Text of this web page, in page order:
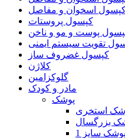
اسخوان و مفاصل
کپسول پروستات
پوست و مو و ناخن
تقویت سیستم ایمنی
کپسول غضروف ساز
کلاژن
گلوکزامین
مادر و کودک
پوشک
استخری
بزرگسال
پوشک سایز 1